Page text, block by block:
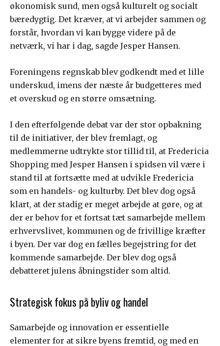
økonomisk sund, men også kulturelt og socialt
bæredygtig. Det kræver, at vi arbejder sammen og
forstår, hvordan vi kan bygge videre på de
netværk, vi har i dag, sagde Jesper Hansen.
Foreningens regnskab blev godkendt med et lille
underskud, imens der næste år budgetteres med
et overskud og en større omsætning.
I den efterfølgende debat var der stor opbakning
til de initiativer, der blev fremlagt, og
medlemmerne udtrykte stor tillid til, at Fredericia
Shopping med Jesper Hansen i spidsen vil være i
stand til at fortsætte med at udvikle Fredericia
som en handels- og kulturby. Det blev dog også
klart, at der stadig er meget arbejde at gøre, og at
der er behov for et fortsat tæt samarbejde mellem
erhvervslivet, kommunen og de frivillige kræfter
i byen. Der var dog en fælles begejstring for det
kommende samarbejde. Der blev dog også
debatteret julens åbningstider som altid.
Strategisk fokus på byliv og handel
Samarbejde og innovation er essentielle
elementer for at sikre byens fremtid, og med en